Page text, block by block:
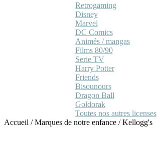
Retrogaming
Disney
Marvel
DC Comics
Animés / mangas
Films 80/90
Serie TV
Harry Potter
Friends
Bisounours
Dragon Ball
Goldorak
Toutes nos autres licenses
Accueil /Marques de notre enfance /Kellogg's